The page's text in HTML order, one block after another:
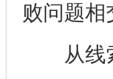
败问题
从线索